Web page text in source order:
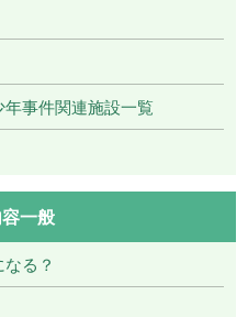
事件関連施設一覧
一般
る？